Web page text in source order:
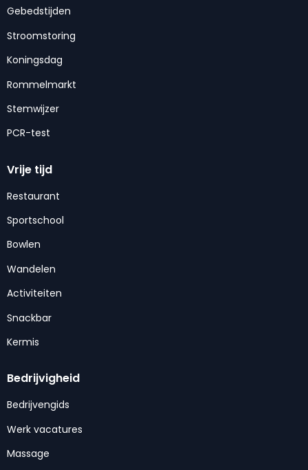
Gebedstijden
Stroomstoring
Koningsdag
Rommelmarkt
Stemwijzer
PCR-test
Vrije tijd
Restaurant
Sportschool
Bowlen
Wandelen
Activiteiten
Snackbar
Kermis
Bedrijvigheid
Bedrijvengids
Werk vacatures
Massage